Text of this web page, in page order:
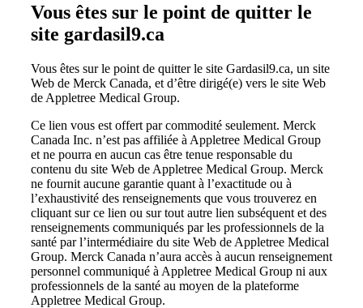
Vous êtes sur le point de quitter le
site gardasil9.ca
Vous êtes sur le point de quitter le site Gardasil9.ca, un site
Web de Merck Canada, et d’être dirigé(e) vers le site Web
de Appletree Medical Group.
Ce lien vous est offert par commodité seulement. Merck
Canada Inc. n’est pas affiliée à Appletree Medical Group
et ne pourra en aucun cas être tenue responsable du
contenu du site Web de Appletree Medical Group. Merck
ne fournit aucune garantie quant à l’exactitude ou à
l’exhaustivité des renseignements que vous trouverez en
cliquant sur ce lien ou sur tout autre lien subséquent et des
renseignements communiqués par les professionnels de la
santé par l’intermédiaire du site Web de Appletree Medical
Group. Merck Canada n’aura accès à aucun renseignement
personnel communiqué à Appletree Medical Group ni aux
professionnels de la santé au moyen de la plateforme
Appletree Medical Group.